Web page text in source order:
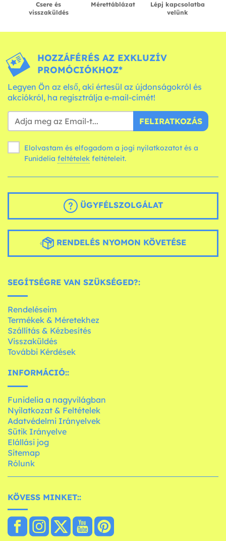
Csere és
visszaküldés
Mérettáblázat
Lépj kapcsolatba
velünk
HOZZÁFÉRÉS AZ EXKLUZÍV
PROMÓCIÓKHOZ*
Legyen Ön az első, aki értesül az újdonságokról és
akciókról, ha regisztrálja e-mail-címét!
FELIRATKOZÁS
Elolvastam és elfogadom a jogi nyilatkozatot és a
Funidelia feltételek feltételeit.
ÜGYFÉLSZOLGÁLAT
RENDELÉS NYOMON KÖVETÉSE
SEGÍTSÉGRE VAN SZÜKSÉGED?:
Rendeléseim
Termékek & Méretekhez
Szállítás & Kézbesítés
Visszaküldés
További Kérdések
INFORMÁCIÓ::
Funidelia a nagyvilágban
Nyilatkozat & Feltételek
Adatvédelmi Irányelvek
Sütik Irányelve
Elállási jog
Sitemap
Rólunk
KÖVESS MINKET::